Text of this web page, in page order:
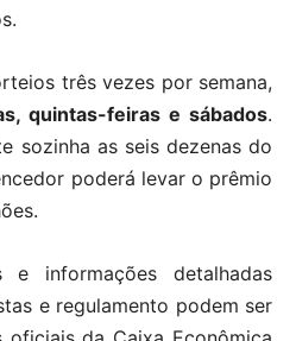
três vezes por semana,
quintas-feiras e sábados.
sozinha as seis dezenas do
poderá levar o prêmio
e informações detalhadas
e regulamento podem ser